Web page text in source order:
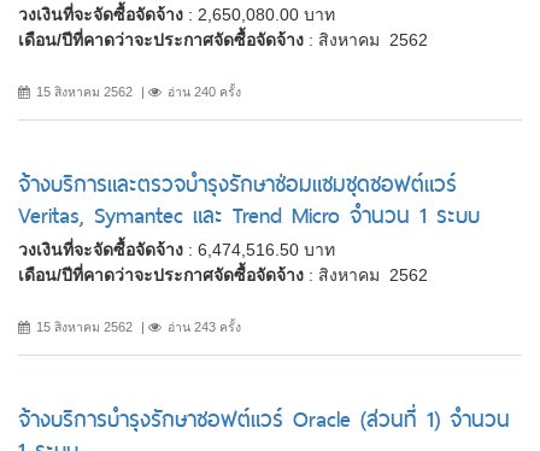
วงเงินที่จะจัดซื้อจัดจ้าง : 2,650,080.00 บาท
เดือน/ปีที่คาดว่าจะประกาศจัดซื้อจัดจ้าง : สิงหาคม 2562
15 สิงหาคม 2562 อ่าน 240 ครั้ง
จ้างบริการและตรวจบำรุงรักษาซ่อมแซมชุดซอฟต์แวร์
Veritas, Symantec และ Trend Micro จำนวน 1 ระบบ
วงเงินที่จะจัดซื้อจัดจ้าง : 6,474,516.50 บาท
เดือน/ปีที่คาดว่าจะประกาศจัดซื้อจัดจ้าง : สิงหาคม 2562
15 สิงหาคม 2562 อ่าน 243 ครั้ง
จ้างบริการบำรุงรักษาซอฟต์แวร์ Oracle (ส่วนที่ 1) จำนวน